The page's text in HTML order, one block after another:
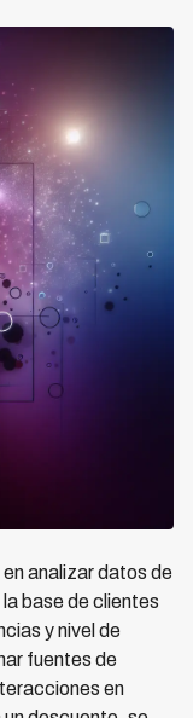
analizar datos de
base de clientes
y nivel de
fuentes de
en